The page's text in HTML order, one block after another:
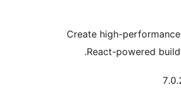
Create high-
React-powered